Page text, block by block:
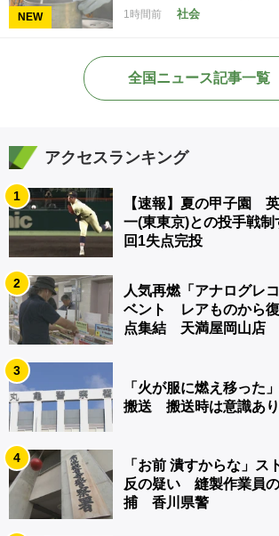
NEW 1時間前 社会
全国ニュース記事一覧
アクセスランキング
1
【速報】夏の甲子園
一(東東京)との投手戦
回1失点完投
2
人気再燃「アナログレ
ベント レアものから
点集結 天満屋岡山店
3
「火が服に燃え移った
搬送 搬送時は意識あ
4
「お前 潰すからな」ス
反の疑い 縫製作業員
捕 香川県警